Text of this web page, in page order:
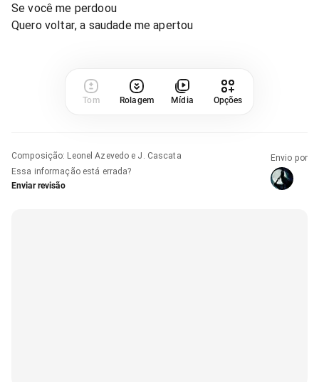
Se você me perdoou
Quero voltar, a saudade me apertou
Tom Rolagem Mídia Opções
Composição: Leonel Azevedo e J. Cascata
Essa informação está errada?
Enviar revisão
Envio por